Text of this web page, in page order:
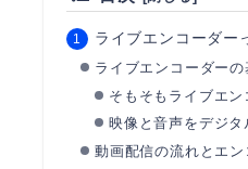
ライブエンコーダー
ライブエンコーダー
そもそもライブエン
映像と音声をデジタ
動画配信の流れとエ